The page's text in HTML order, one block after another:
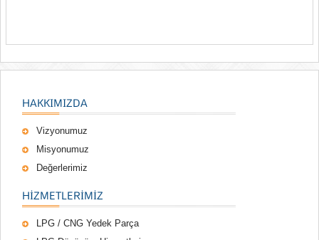
HAKKIMIZDA
Vizyonumuz
Misyonumuz
Değerlerimiz
HIZMETLERIMIZ
LPG / CNG Yedek Parça